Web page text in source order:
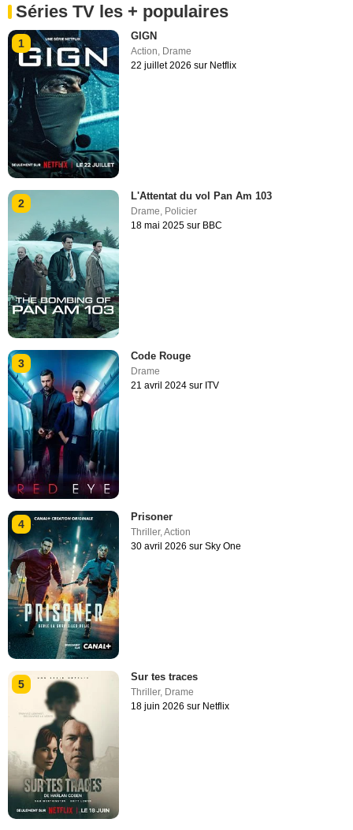
Séries TV les + populaires
1
GIGN
Action, Drame
22 juillet 2026 sur Netflix
2
L'Attentat du vol Pan Am 103
Drame, Policier
18 mai 2025 sur BBC
3
Code Rouge
Drame
21 avril 2024 sur ITV
4
Prisoner
Thriller,Action
30 avril 2026 sur Sky One
5
Sur tes traces
Thriller, Drame
18 juin 2026 sur Netflix